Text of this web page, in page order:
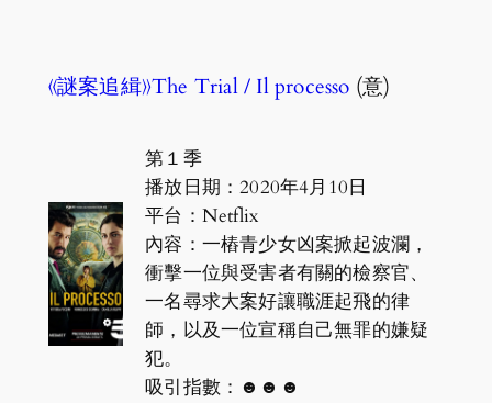
《謎案追緝》The Trial / Il processo (意)
第１季
播放日期：2020年4月10日
平台：Netflix
內容：一樁青少女凶案掀起波瀾，
衝擊一位與受害者有關的檢察官、
一名尋求大案好讓職涯起飛的律
師，以及一位宣稱自己無罪的嫌疑
犯。
吸引指數：☻☻☻